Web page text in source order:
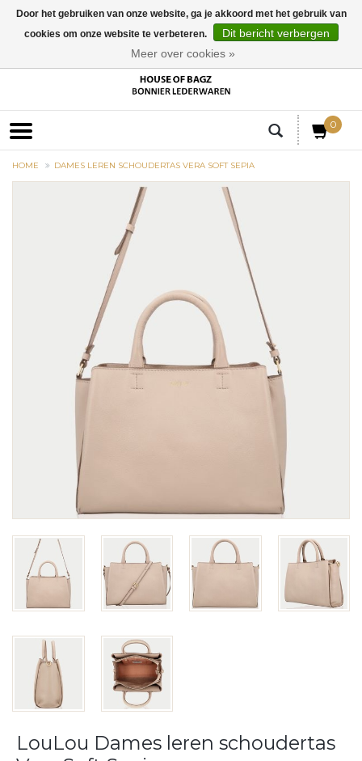
0
HOME DAMES LEREN SCHOUDERTAS VERA SOFT SEPIA
LouLou Dames leren schoudertas
Door het gebruiken van onze website, ga je akkoord met het gebruik van
cookies om onze website te verbeteren.
Dit bericht verbergen
Meer over cookies »